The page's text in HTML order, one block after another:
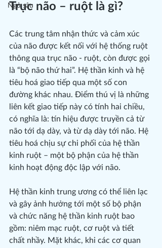
Ngủ sâu
Trục não – ruột là gì?
Các trung tâm nhận thức và cảm xúc
của não được kết nối với hệ thống ruột
thông qua trục não - ruột, còn được gọi
là “bộ não thứ hai”. Hệ thần kinh và hệ
tiêu hoá giao tiếp qua một số con
đường khác nhau. Điểm thú vị là những
liên kết giao tiếp này có tính hai chiều,
có nghĩa là: tín hiệu được truyền cả từ
não tới dạ dày, và từ dạ dày tới não. Hệ
tiêu hoá chịu sự chi phối của hệ thần
kinh ruột – một bộ phận của hệ thần
kinh hoạt động độc lập với não.
Hệ thần kinh trung ương có thể liên lạc
và gây ảnh hưởng tới một số bộ phận
và chức năng hệ thần kinh ruột bao
gồm: niêm mạc ruột, cơ ruột và tiết
chất nhầy. Mặt khác, khi các cơ quan